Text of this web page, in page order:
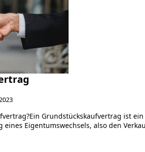
Grundstückskaufvertrag ist
Eigentumswechsels, also den